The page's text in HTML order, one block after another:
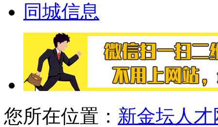
同城信息
您所在位置： 新金坛人才